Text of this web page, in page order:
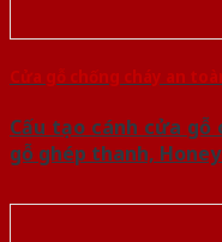
Cửa gỗ chống cháy an
Cấu tạo cánh cửa gỗ
gỗ ghép thanh,